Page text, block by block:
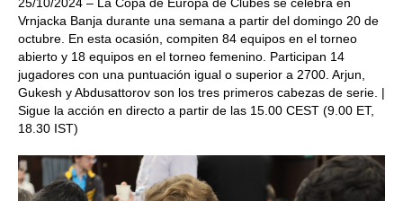
Vrnjacka Banja durante una semana a partir del domingo 20 de
octubre. En esta ocasión, compiten 84 equipos en el torneo
abierto y 18 equipos en el torneo femenino. Participan 14
jugadores con una puntuación igual o superior a 2700. Arjun,
Gukesh y Abdusattorov son los tres primeros cabezas de serie. |
Sigue la acción en directo a partir de las 15.00 CEST (9.00 ET,
18.30 IST)